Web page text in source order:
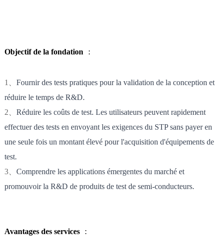
Objectif de la fondation :
1、 Fournir des tests pratiques pour la validation de la conception et
réduire le temps de R&D.
2、 Réduire les coûts de test. Les utilisateurs peuvent rapidement
effectuer des tests en envoyant les exigences du STP sans payer en
une seule fois un montant élevé pour l'acquisition d'équipements de
test.
3、 Comprendre les applications émergentes du marché et
promouvoir la R&D de produits de test de semi-conducteurs.
Avantages des services :